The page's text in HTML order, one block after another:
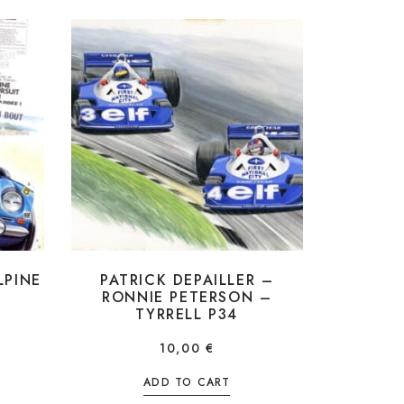
PATRICK DEPAILLER –
RONNIE PETERSON –
TYRRELL P34
10,00 €
ADD TO CART